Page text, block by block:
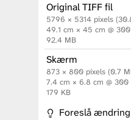
Original TIFF fil
5796 × 5314 pixels
49.1 cm × 45 cm @
92.4 MB
Skærm
873 × 800 pixels (0.7
7.4 cm × 6.8 cm @ 300
179 KB
Foreslå ændring